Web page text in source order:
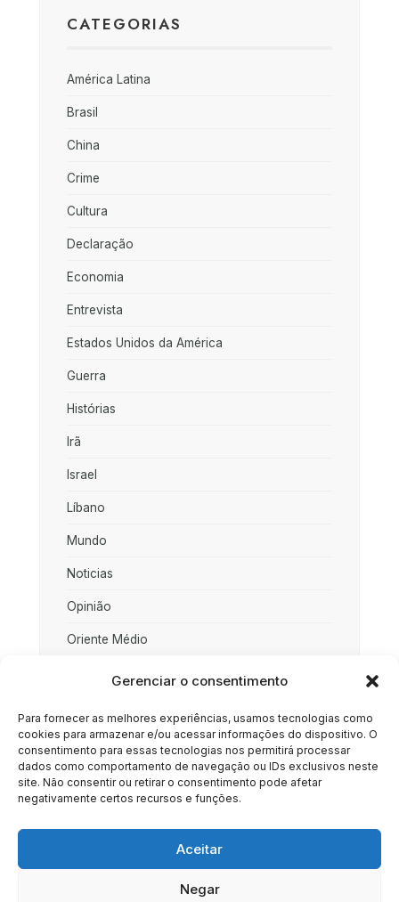
Gerenciar o consentimento
Para fornecer as melhores experiências, usamos tecnologias como
cookies para armazenar e/ou acessar informações do dispositivo. O
consentimento para essas tecnologias nos permitirá processar
dados como comportamento de navegação ou IDs exclusivos neste
site. Não consentir ou retirar o consentimento pode afetar
negativamente certos recursos e funções.
Aceitar
Negar
CATEGORIAS
América Latina
Brasil
China
Crime
Cultura
Declaração
Economia
Entrevista
Estados Unidos da América
Guerra
Histórias
Irã
Israel
Líbano
Mundo
Noticias
Opinião
Oriente Médio
Rússia
Sociedade
Uncategorized